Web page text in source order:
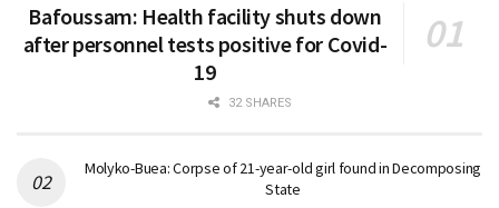
Bafoussam: Health facility shuts down
after personnel tests positive for Covid-
19
32 SHARES
Molyko-Buea: Corpse of 21-year-old girl found in Decomposing
State